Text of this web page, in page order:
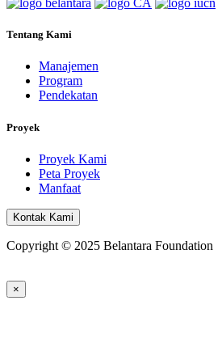
Tentang Kami
Manajemen
Program
Pendekatan
Proyek
Proyek Kami
Peta Proyek
Manfaat
Kontak Kami
Copyright © 2025 Belantara Foundation
×